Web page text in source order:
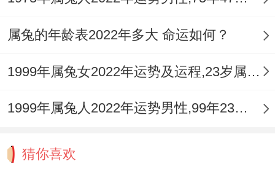
属兔的年龄表2022年多大 命运如何？
1999年属兔女2022年运势及运程,23岁属兔人2022全年每月运势女性如何
1999年属兔人2022年运势男性,99年23岁属兔男2022年每月运程怎么样
猜你喜欢